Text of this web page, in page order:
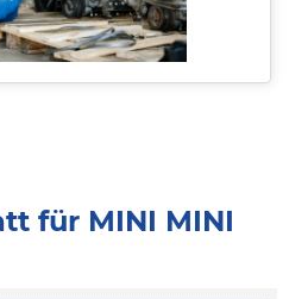
für MINI MINI